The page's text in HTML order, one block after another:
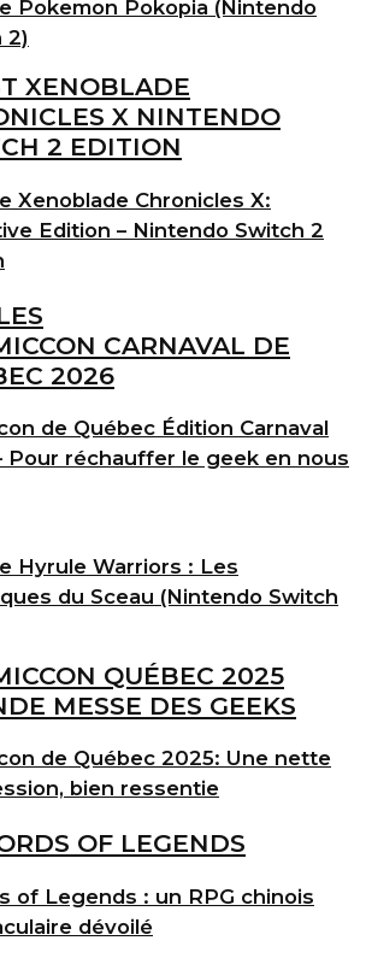
Pokemon Pokopia (Nintendo
2)
Xenoblade Chronicles X:
Edition – Nintendo Switch 2
de Québec Édition Carnaval
Pour réchauffer le geek en nous
Hyrule Warriors : Les
du Sceau (Nintendo Switch
de Québec 2025: Une nette
bien ressentie
of Legends : un RPG chinois
dévoilé